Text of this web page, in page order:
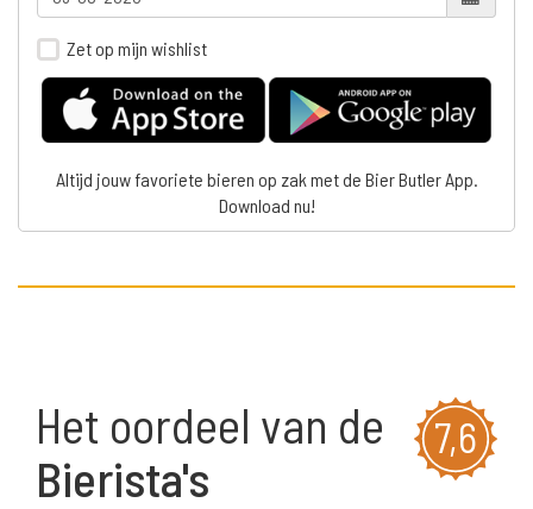
Zet op mijn wishlist
Altijd jouw favoriete bieren op zak met de Bier Butler App.
Download nu!
7,6
Het oordeel van de
Bierista's